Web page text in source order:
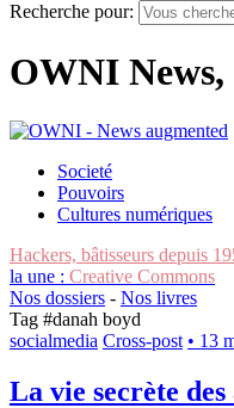
Recherche pour:
OWNI
Societé
Pouvoirs
Cultures numériques
Hackers, bâtisseurs depuis
la une : Creative Commons
Nos dossiers - Nos livres
Tag #danah boyd
socialmedia Cross-post • 13
La vie secrète des